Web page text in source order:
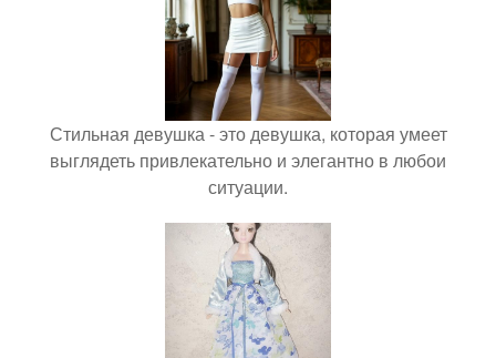
Стильная девушка - это девушка, которая умеет
выглядеть привлекательно и элегантно в любои
ситуации.